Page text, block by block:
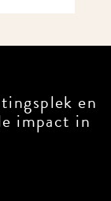
en
impact in